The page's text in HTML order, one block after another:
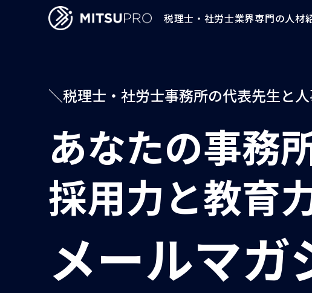
税理士・社労士業界専門の人材
／税理士・社労士事務所の代表先生と
あなたの事務
採用力と教育
メールマガ